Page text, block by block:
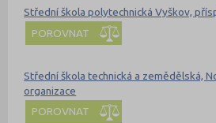
Střední škola polytechnická Vyškov,
POROVNAT
Střední škola technická a zemědělská,
organizace
POROVNAT